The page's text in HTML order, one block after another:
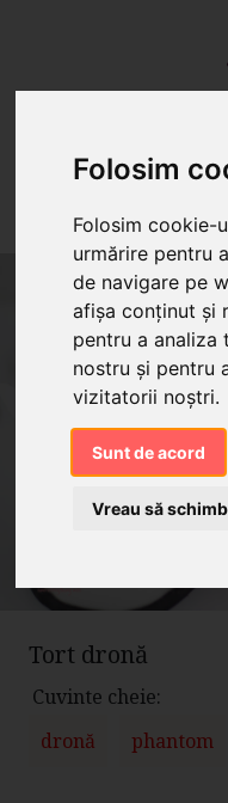
Folosim
Folosim cookie-
urmărire pentru
de navigare pe
afișa conținut și
pentru a analiza
nostru și pentru
vizitatorii noștri.
Sunt de acord
Vreau să
TORTURI
Tort dronă
Cuvinte cheie:
dronă
phantom